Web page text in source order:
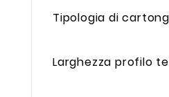
Tipologia di
Larghezza profilo